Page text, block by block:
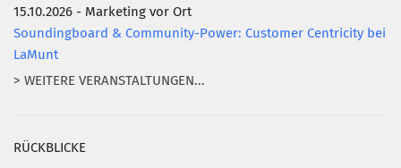
15.10.2026 - Marketing vor Ort
Soundingboard & Community-Power: Customer Centricity bei
LaMunt
> WEITERE VERANSTALTUNGEN...
RÜCKBLICKE